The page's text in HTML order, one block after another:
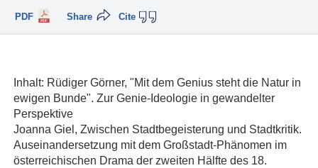
PDF Cite
Share
Inhalt: Rüdiger Görner, "Mit dem Genius steht die Natur in
ewigen Bunde". Zur Genie-Ideologie in gewandelter
Perspektive
Joanna Giel, Zwischen Stadtbegeisterung und Stadtkritik.
Auseinandersetzung mit dem Großstadt-Phänomen im
österreichischen Drama der zweiten Hälfte des 18.